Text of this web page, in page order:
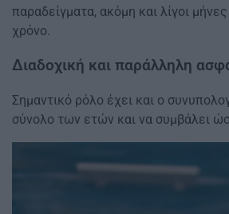
παραδείγματα, ακόμη και λίγοι
χρόνο.
Διαδοχική και παράλληλη
Σημαντικό ρόλο έχει και ο
σύνολο των ετών και να συμβάλει